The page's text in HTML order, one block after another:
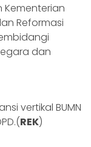
Kementerian
Reformasi
dan
vertikal BUMN
REK)